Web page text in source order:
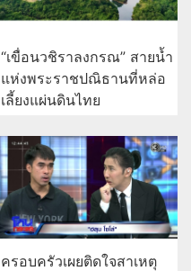
“เขื่อนวชิราลงกรณ” สายน้ำ
แห่งพระราชปณิธานที่หล่อ
เลี้ยงแผ่นดินไทย
ครอบครัวเผยติดใจสาเหตุ